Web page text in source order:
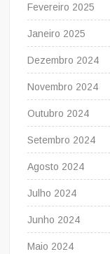
Fevereiro 2025
Janeiro 2025
Dezembro 2024
Novembro 2024
Outubro 2024
Setembro 2024
Agosto 2024
Julho 2024
Junho 2024
Maio 2024